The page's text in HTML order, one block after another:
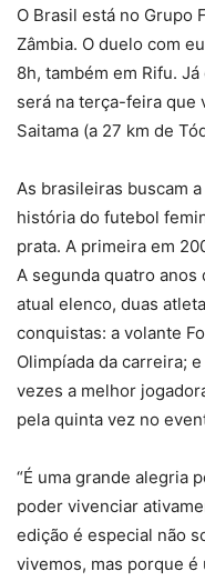
O Brasil está no Grupo
Zâmbia. O duelo com
8h, também em Rifu.
será na terça-feira que
Saitama (a 27 km de
As brasileiras buscam
história do futebol
prata. A primeira em
A segunda quatro anos
atual elenco, duas
conquistas: a volante
Olimpíada da carreira;
vezes a melhor
pela quinta vez no
“É uma grande alegria
poder vivenciar
edição é especial não
vivemos, mas porque